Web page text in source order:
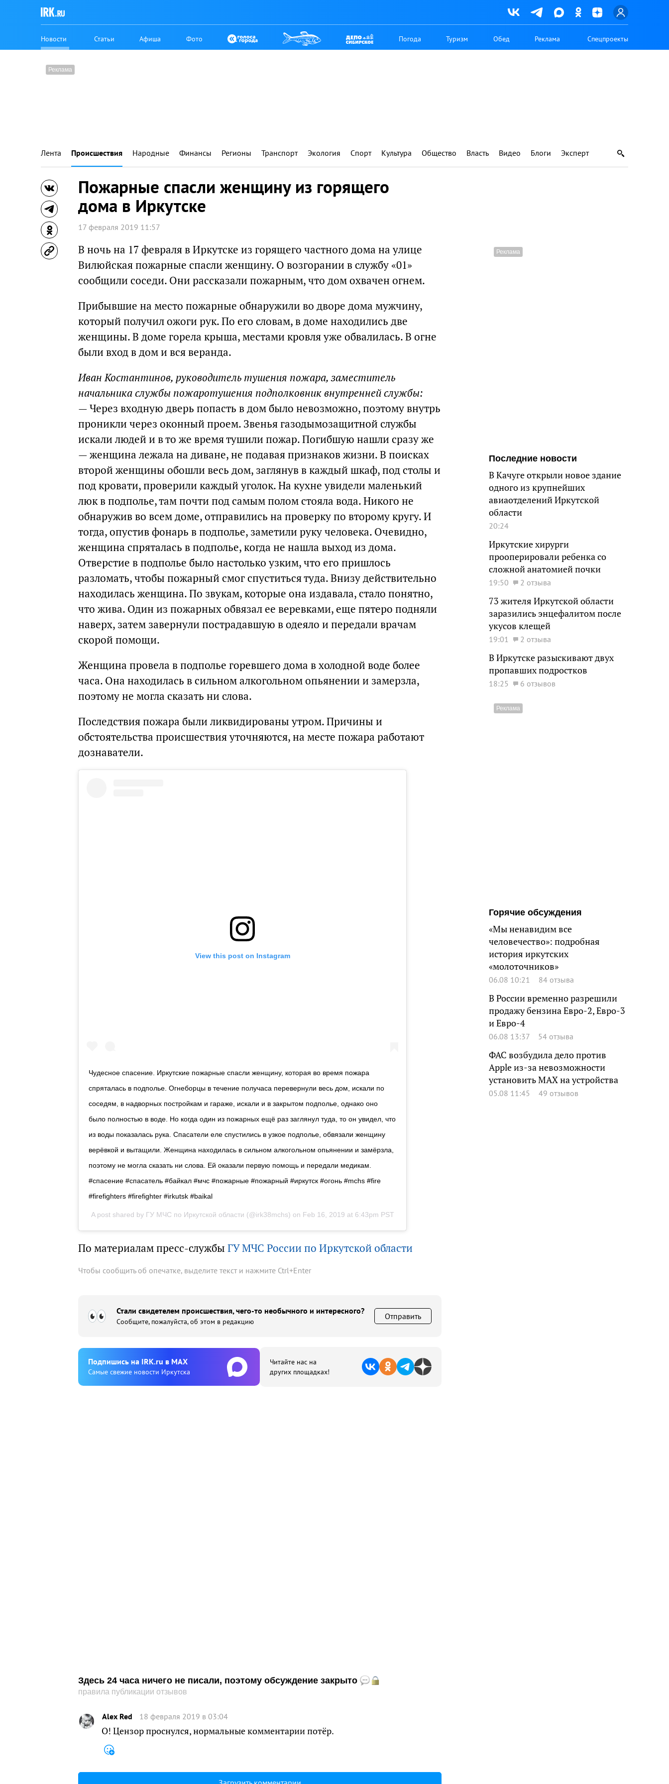
Новости Статьи Афиша Фото Погода Туризм Обед Реклама Спецпроекты
Лента Происшествия Народные Финансы Регионы Транспорт Экология Спорт Культура Общество Власть Видео Блоги Эксперт
Пожарные спасли женщину из горящего
дома в Иркутске
17 февраля 2019 11:57
В ночь на 17 февраля в Иркутске из горящего частного дома на улице
Вилюйская пожарные спасли женщину. О возгорании в службу «01»
сообщили соседи. Они рассказали пожарным, что дом охвачен огнем.
Прибывшие на место пожарные обнаружили во дворе дома мужчину,
который получил ожоги рук. По его словам, в доме находились две
женщины. В доме горела крыша, местами кровля уже обвалилась. В огне
были вход в дом и вся веранда.
Иван Костантинов, руководитель тушения пожара, заместитель
начальника службы пожаротушения подполковник внутренней службы:
— Через входную дверь попасть в дом было невозможно, поэтому внутрь
проникли через оконный проем. Звенья газодымозащитной службы
искали людей и в то же время тушили пожар. Погибшую нашли сразу же
— женщина лежала на диване, не подавая признаков жизни. В поисках
второй женщины обошли весь дом, заглянув в каждый шкаф, под столы и
под кровати, проверили каждый уголок. На кухне увидели маленький
люк в подполье, там почти под самым полом стояла вода. Никого не
обнаружив во всем доме, отправились на проверку по второму кругу. И
тогда, опустив фонарь в подполье, заметили руку человека. Очевидно,
женщина спряталась в подполье, когда не нашла выход из дома.
Отверстие в подполье было настолько узким, что его пришлось
разломать, чтобы пожарный смог спуститься туда. Внизу действительно
находилась женщина. По звукам, которые она издавала, стало понятно,
что жива. Один из пожарных обвязал ее веревками, еще пятеро подняли
наверх, затем завернули пострадавшую в одеяло и передали врачам
скорой помощи.
Женщина провела в подполье горевшего дома в холодной воде более
часа. Она находилась в сильном алкогольном опьянении и замерзла,
поэтому не могла сказать ни слова.
Последствия пожара были ликвидированы утром. Причины и
обстоятельства происшествия уточняются, на месте пожара работают
дознаватели.
View this post on Instagram
Чудесное спасение. Иркутские пожарные спасли женщину, которая во время пожара
спряталась в подполье. Огнеборцы в течение получаса перевернули весь дом, искали по
соседям, в надворных постройкам и гараже, искали и в закрытом подполье, однако оно
было полностью в воде. Но когда один из пожарных ещё раз заглянул туда, то он увидел, что
из воды показалась рука. Спасатели еле спустились в узкое подполье, обвязали женщину
верёвкой и вытащили. Женщина находилась в сильном алкогольном опьянении и замёрзла,
поэтому не могла сказать ни слова. Ей оказали первую помощь и передали медикам.
#спасение #спасатель #байкал #мчс #пожарные #пожарный #иркутск #огонь #mchs #fire
#firefighters #firefighter #irkutsk #baikal
A post shared by ГУ МЧС по Иркутской области (@irk38mchs) on Feb 16, 2019 at 6:43pm PST
По материалам пресс-службы ГУ МЧС России по Иркутской области
Чтобы сообщить об опечатке, выделите текст и нажмите Ctrl+Enter
Стали свидетелем происшествия, чего-то необычного и интересного?
Сообщите, пожалуйста, об этом в редакцию
Отправить
Подпишиcь на IRK.ru в MAX
Cамые свежие новости Иркутска
Читайте нас на
других площадках!
Здесь 24 часа ничего не писали, поэтому обсуждение закрыто
правила публикации отзывов
Alex Red 18 февраля 2019 в 03:04
О! Цензор проснулся, нормальные комментарии потёр.
Последние новости
В Качуге открыли новое здание
одного из крупнейших
авиаотделений Иркутской
области
20:24
Иркутские хирурги
прооперировали ребенка со
сложной анатомией почки
19:50 2 отзыва
73 жителя Иркутской области
заразились энцефалитом после
укусов клещей
19:01 2 отзыва
В Иркутске разыскивают двух
пропавших подростков
18:25 6 отзывов
Горячие обсуждения
«Мы ненавидим все
человечество»: подробная
история иркутских
«молоточников»
06.08 10:21 84 отзыва
В России временно разрешили
продажу бензина Евро-2, Евро-3
и Евро-4
06.08 13:37 54 отзыва
ФАС возбудила дело против
Apple из-за невозможности
установить MAX на устройства
05.08 11:45 49 отзывов